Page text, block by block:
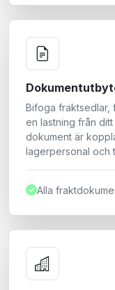
Bifoga fraktsedlar,
en lastning från
dokument är
lagerpersonal och
Alla